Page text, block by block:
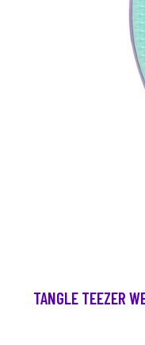
TANGLE TEEZER